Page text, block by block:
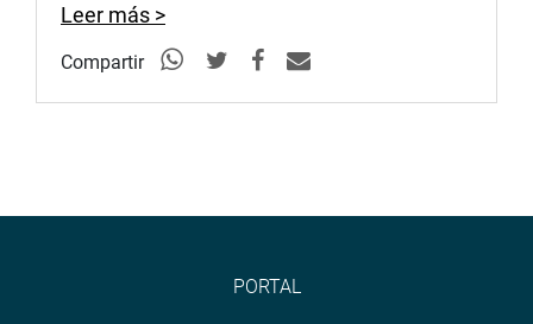
Leer más >
Compartir
PORTAL